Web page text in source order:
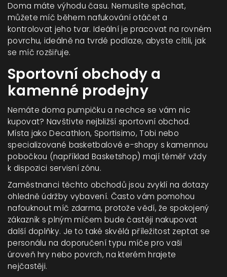
Doma máte výhodu času. Nemusíte spěchat,
můžete míč během nafukování otáčet a
kontrolovat jeho tvar. Ideální je pracovat na rovném
povrchu, ideálně na tvrdé podlaze, abyste cítili, jak
se míč rozšiřuje.
Sportovní obchody a
kamenné prodejny
Nemáte doma pumpičku a nechce se vám nic
kupovat? Navštivte nejbližší sportovní obchod.
Místa jako Decathlon, Sportisimo, Tobi nebo
specializované basketbalové e-shopy s kamennou
pobočkou (například Basketshop) mají téměř vždy
k dispozici servisní zónu.
Zaměstnanci těchto obchodů jsou zvyklí na dotazy
ohledně údržby vybavení. Často vám pomohou
nafouknout míč zdarma, protože vědí, že spokojený
zákazník s plným míčem bude častěji nakupovat
další doplňky. Je to také skvělá příležitost zeptat se
personálu na doporučení typu míče pro vaši
úroveň hry nebo povrch, na kterém hrajete
nejčastěji.